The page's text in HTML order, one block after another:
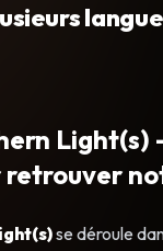
Light(s)
retrouver
se déroule